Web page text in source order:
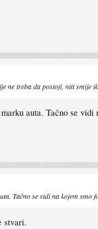
ne treba da postoji, niti smije
auta. Tačno se
Tačno se vidi na kojem
stvari.